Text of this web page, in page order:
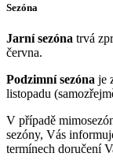
Sezóna
Jarní sezóna trvá
června.
Podzimní sezóna je
listopadu
V případě
sezóny, Vás
termínech doručení